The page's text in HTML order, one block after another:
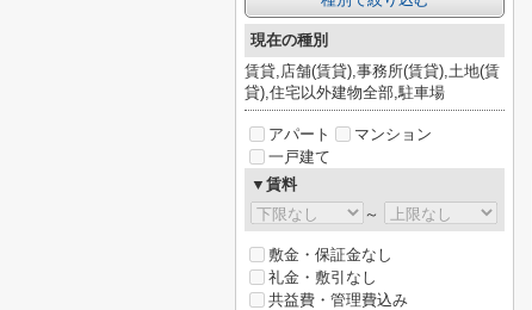
現在の種別
賃貸,店舗(賃貸),事務所(賃貸),土地(賃
貸),住宅以外建物全部,駐車場
アパート
マンション
一戸建て
▼賃料
～
敷金・保証金なし
礼金・敷引なし
共益費・管理費込み